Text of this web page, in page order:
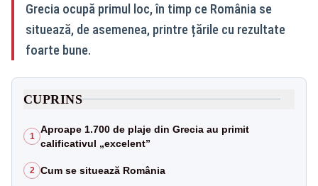
Grecia ocupă primul loc, în timp ce România se
situează, de asemenea, printre țările cu rezultate
foarte bune.
CUPRINS
1
Aproape 1.700 de plaje din Grecia au primit
calificativul „excelent”
2 Cum se situează România